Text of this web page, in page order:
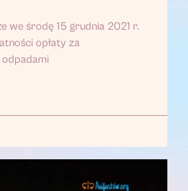
we środę 15 grudnia 2021 r.
opłaty za